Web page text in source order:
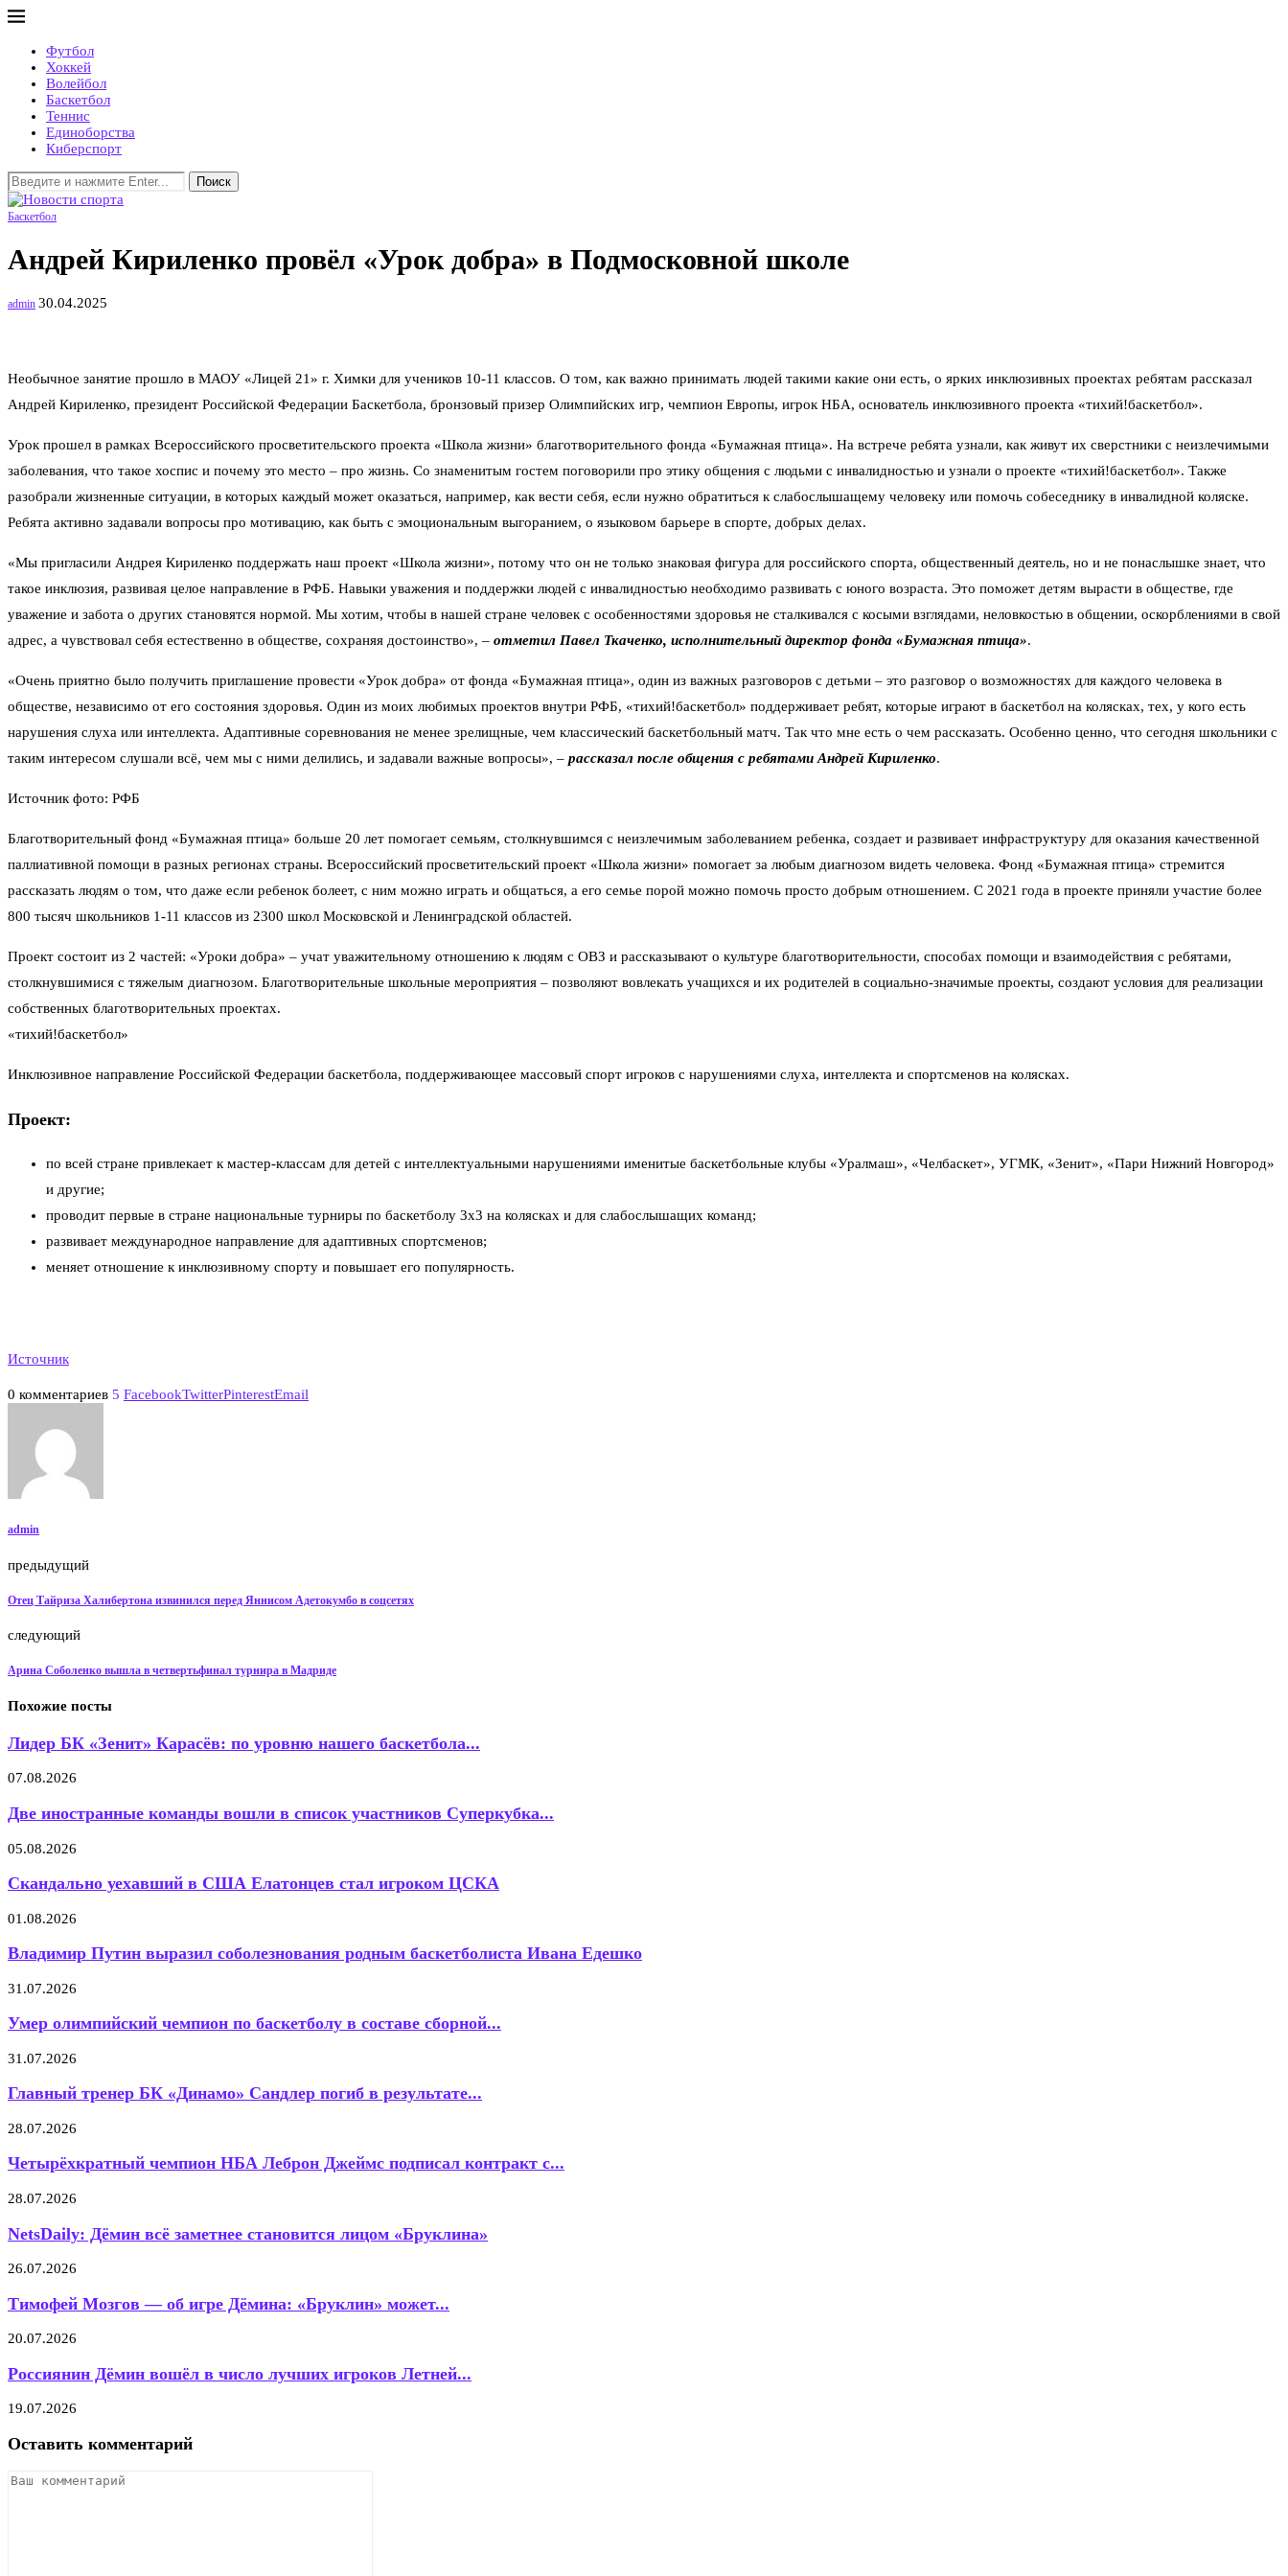
Футбол
Хоккей
Волейбол
Баскетбол
Теннис
Единоборства
Киберспорт
Поиск
Баскетбол
Андрей Кириленко провёл «Урок добра» в Подмосковной школе
admin 30.04.2025
Необычное занятие прошло в МАОУ «Лицей 21» г. Химки для учеников 10-11 классов. О том, как важно принимать людей такими какие они есть, о ярких инклюзивных проектах ребятам рассказал
Андрей Кириленко, президент Российской Федерации Баскетбола, бронзовый призер Олимпийских игр, чемпион Европы, игрок НБА, основатель инклюзивного проекта «тихий!баскетбол».
Урок прошел в рамках Всероссийского просветительского проекта «Школа жизни» благотворительного фонда «Бумажная птица». На встрече ребята узнали, как живут их сверстники с неизлечимыми
заболевания, что такое хоспис и почему это место – про жизнь. Со знаменитым гостем поговорили про этику общения с людьми с инвалидностью и узнали о проекте «тихий!баскетбол». Также
разобрали жизненные ситуации, в которых каждый может оказаться, например, как вести себя, если нужно обратиться к слабослышащему человеку или помочь собеседнику в инвалидной коляске.
Ребята активно задавали вопросы про мотивацию, как быть с эмоциональным выгоранием, о языковом барьере в спорте, добрых делах.
«Мы пригласили Андрея Кириленко поддержать наш проект «Школа жизни», потому что он не только знаковая фигура для российского спорта, общественный деятель, но и не понаслышке знает, что
такое инклюзия, развивая целое направление в РФБ. Навыки уважения и поддержки людей с инвалидностью необходимо развивать с юного возраста. Это поможет детям вырасти в обществе, где
уважение и забота о других становятся нормой. Мы хотим, чтобы в нашей стране человек с особенностями здоровья не сталкивался с косыми взглядами, неловкостью в общении, оскорблениями в свой
адрес, а чувствовал себя естественно в обществе, сохраняя достоинство», – отметил Павел Ткаченко, исполнительный директор фонда «Бумажная птица».
«Очень приятно было получить приглашение провести «Урок добра» от фонда «Бумажная птица», один из важных разговоров с детьми – это разговор о возможностях для каждого человека в
обществе, независимо от его состояния здоровья. Один из моих любимых проектов внутри РФБ, «тихий!баскетбол» поддерживает ребят, которые играют в баскетбол на колясках, тех, у кого есть
нарушения слуха или интеллекта. Адаптивные соревнования не менее зрелищные, чем классический баскетбольный матч. Так что мне есть о чем рассказать. Особенно ценно, что сегодня школьники с
таким интересом слушали всё, чем мы с ними делились, и задавали важные вопросы», – рассказал после общения с ребятами Андрей Кириленко.
Источник фото: РФБ
Благотворительный фонд «Бумажная птица» больше 20 лет помогает семьям, столкнувшимся с неизлечимым заболеванием ребенка, создает и развивает инфраструктуру для оказания качественной
паллиативной помощи в разных регионах страны. Всероссийский просветительский проект «Школа жизни» помогает за любым диагнозом видеть человека. Фонд «Бумажная птица» стремится
рассказать людям о том, что даже если ребенок болеет, с ним можно играть и общаться, а его семье порой можно помочь просто добрым отношением. С 2021 года в проекте приняли участие более
800 тысяч школьников 1-11 классов из 2300 школ Московской и Ленинградской областей.
Проект состоит из 2 частей: «Уроки добра» – учат уважительному отношению к людям с ОВЗ и рассказывают о культуре благотворительности, способах помощи и взаимодействия с ребятами,
столкнувшимися с тяжелым диагнозом. Благотворительные школьные мероприятия – позволяют вовлекать учащихся и их родителей в социально-значимые проекты, создают условия для реализации
собственных благотворительных проектах.
«тихий!баскетбол»
Инклюзивное направление Российской Федерации баскетбола, поддерживающее массовый спорт игроков с нарушениями слуха, интеллекта и спортсменов на колясках.
Проект:
по всей стране привлекает к мастер-классам для детей с интеллектуальными нарушениями именитые баскетбольные клубы «Уралмаш», «Челбаскет», УГМК, «Зенит», «Пари Нижний Новгород»
и другие;
проводит первые в стране национальные турниры по баскетболу 3х3 на колясках и для слабослышащих команд;
развивает международное направление для адаптивных спортсменов;
меняет отношение к инклюзивному спорту и повышает его популярность.
Источник
0 комментариев 5 FacebookTwitterPinterestEmail
admin
предыдущий
Отец Тайриза Халибертона извинился перед Яннисом Адетокумбо в соцсетях
следующий
Арина Соболенко вышла в четвертьфинал турнира в Мадриде
Похожие посты
Лидер БК «Зенит» Карасёв: по уровню нашего баскетбола...
07.08.2026
Две иностранные команды вошли в список участников Суперкубка...
05.08.2026
Скандально уехавший в США Елатонцев стал игроком ЦСКА
01.08.2026
Владимир Путин выразил соболезнования родным баскетболиста Ивана Едешко
31.07.2026
Умер олимпийский чемпион по баскетболу в составе сборной...
31.07.2026
Главный тренер БК «Динамо» Сандлер погиб в результате...
28.07.2026
Четырёхкратный чемпион НБА Леброн Джеймс подписал контракт с...
28.07.2026
NetsDaily: Дёмин всё заметнее становится лицом «Бруклина»
26.07.2026
Тимофей Мозгов — об игре Дёмина: «Бруклин» может...
20.07.2026
Россиянин Дёмин вошёл в число лучших игроков Летней...
19.07.2026
Оставить комментарий